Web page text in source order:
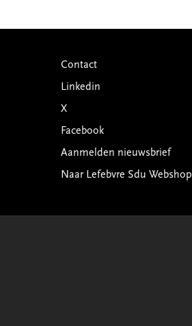
Contact
Linkedin
X
Facebook
Aanmelden nieuwsbrief
Naar Lefebvre Sdu Webshop